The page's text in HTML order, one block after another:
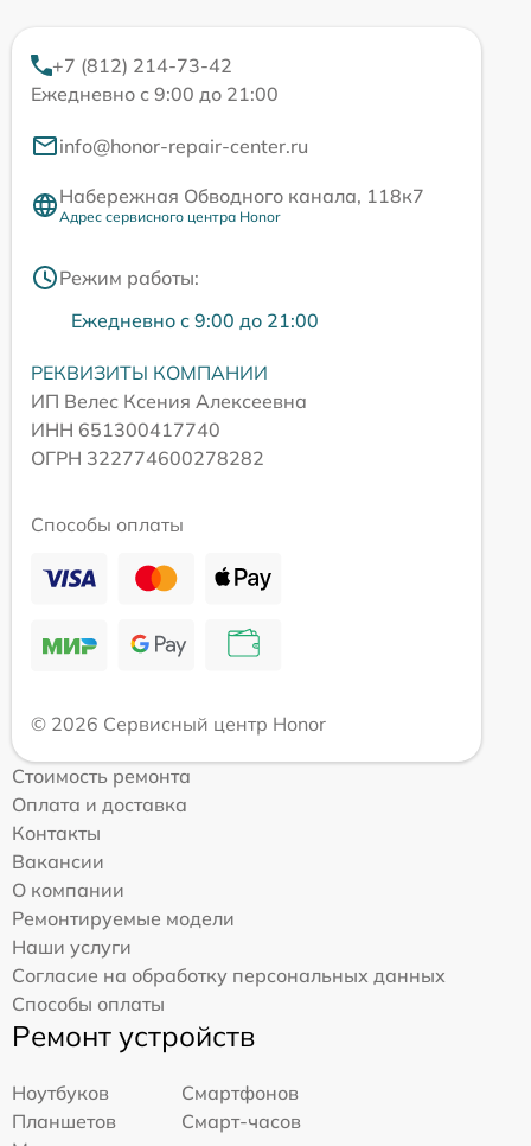
+7 (812) 214-73-42
Ежедневно с 9:00 до 21:00
info@honor-repair-center.ru
Набережная Обводного канала, 118к7
Адрес сервисного центра Honor
Режим работы:
Ежедневно с 9:00 до 21:00
РЕКВИЗИТЫ КОМПАНИИ
ИП Велес Ксения Алексеевна
ИНН 651300417740
ОГРН 322774600278282
Способы оплаты
© 2026 Сервисный центр Honor
Стоимость ремонта
Оплата и доставка
Контакты
Вакансии
О компании
Ремонтируемые модели
Наши услуги
Согласие на обработку персональных данных
Способы оплаты
Ремонт устройств
Ноутбуков
Смартфонов
Планшетов
Смарт-часов